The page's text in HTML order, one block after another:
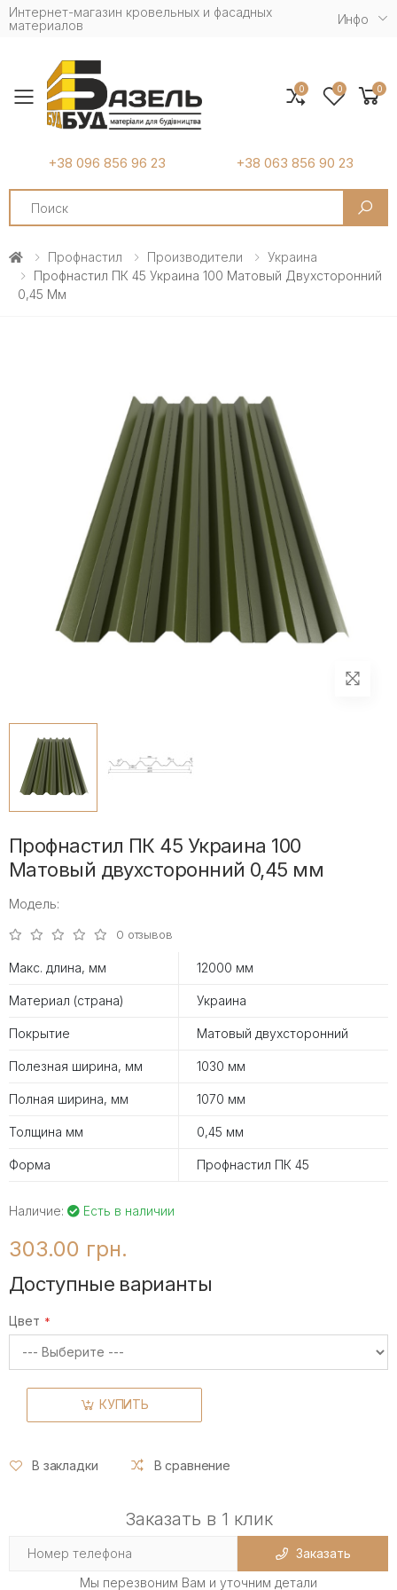
Интернет-магазин кровельных и фасадных
материалов
Инфо
Toggle mobile menu
+38 096 856 96 23 +38 063 856 90 23
Search
0 0 0
Профнастил Производители
Украина
Профнастил ПК 45 Украина 100 Матовый Двухсторонний
0,45 Мм
Профнастил ПК 45 Украина 100
Матовый двухсторонний 0,45 мм
Модель:
0 отзывов
Макс. длина, мм 12000 мм
Материал (страна) Украина
Покрытие Матовый двухсторонний
Полезная ширина, мм 1030 мм
Полная ширина, мм 1070 мм
Толщина мм 0,45 мм
Форма Профнастил ПК 45
Наличие: Есть в наличии
303.00 грн.
Доступные варианты
Цвет
КУПИТЬ
В закладки В сравнение
Заказать в 1 клик
Заказать
Мы перезвоним Вам и уточним детали